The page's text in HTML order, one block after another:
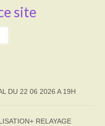
site
DU 22 06 2026 A 19H
RELAYAGE